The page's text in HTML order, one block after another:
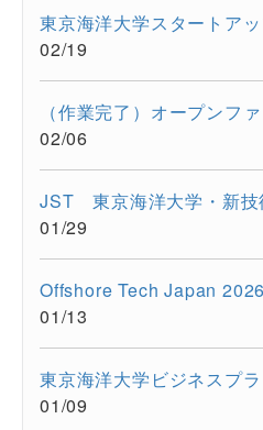
02/19
02/06
01/29
01/13
01/09